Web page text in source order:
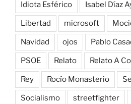
Idiota Esférico Isabel Díaz
Libertad microsoft
Navidad ojos Pablo
PSOE Relato Relato A
Rey Rocío Monasterio
Socialismo streetfighter